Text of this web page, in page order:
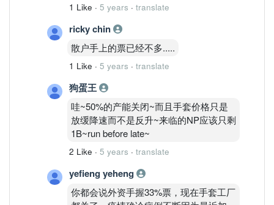
望可以等到，买来收股息都好，希望
RSS继续增加。对于借钱的朋友就对不
起了，股票市场是零和游戏，你不亏钱我
哪里有钱赚？RM1的顶级手套是历史以
来从没见到的，就好好利用ASP下跌的机
会。
1 Like · 5 years · translate
ricky chin
散户手上的票已经不多.....
1 Like · 5 years · translate
狗蛋王
哇~50%的产能关闭~而且手套价格只是
放缓降速而不是反升~来临的NP应该只剩
1B~run before late~
2 Like · 5 years · translate
yefieng yeheng
你都会说外资手握33%票，现在手套工厂